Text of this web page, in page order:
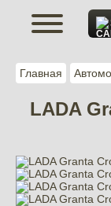
Главная
LADA